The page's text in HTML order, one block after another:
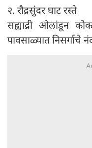
२. रौद्रसुंदर घाट रस्ते
सह्याद्री ओलांडून
पावसाळ्यात निसर्गाचे